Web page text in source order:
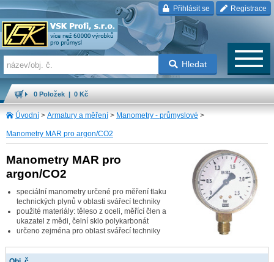
Přihlásit se Registrace
Hledat
0 Položek | 0 Kč
Úvodní > Armatury a měření > Manometry - průmyslové >
Manometry MAR pro argon/CO2
Manometry MAR pro
argon/CO2
speciální manometry určené pro měření tlaku
technických plynů v oblasti svářecí techniky
použité materiály: těleso z oceli, měřící člen a
ukazatel z mědi, čelní sklo polykarbonát
určeno zejména pro oblast svářecí techniky